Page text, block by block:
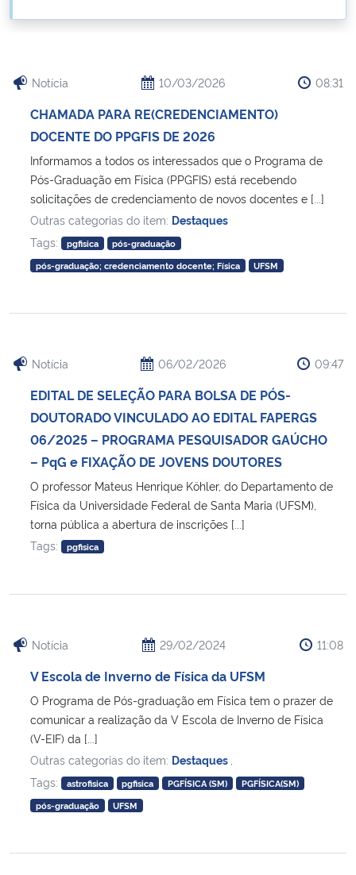
Ministério da Ciência, Tecnologia, Inovações e Comunicações
Ministério do Meio Ambiente
Ministério do Turismo
Ministério do Desenvolvimento Regional
Secretaria-Geral
Secretaria de Governo
Advocacia-Geral da União
Notícia 10/03/2026 08:31
CHAMADA PARA RE(CREDENCIAMENTO)
DOCENTE DO PPGFIS DE 2026
Informamos a todos os interessados que o Programa de
Pós-Graduação em Física (PPGFIS) está recebendo
solicitações de credenciamento de novos docentes e [...]
Outras categorias do item: Destaques
Tags:
pgfisica
pós-graduação
pós-graduação; credenciamento docente; Física
UFSM
Notícia 06/02/2026 09:47
EDITAL DE SELEÇÃO PARA BOLSA DE PÓS-
DOUTORADO VINCULADO AO EDITAL FAPERGS
06/2025 – PROGRAMA PESQUISADOR GAÚCHO
– PqG e FIXAÇÃO DE JOVENS DOUTORES
O professor Mateus Henrique Köhler, do Departamento de
Física da Universidade Federal de Santa Maria (UFSM),
torna pública a abertura de inscrições [...]
Tags:
pgfisica
Notícia 29/02/2024 11:08
V Escola de Inverno de Física da UFSM
O Programa de Pós-graduação em Física tem o prazer de
comunicar a realização da V Escola de Inverno de Física
(V-EIF) da [...]
Outras categorias do item: Destaques
Tags:
astrofisica pgfisica PGFÍSICA (SM)
PGFÍSICA(SM)
pós-graduação
UFSM